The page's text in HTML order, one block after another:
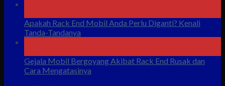
Apakah Rack End Mobil Anda Perlu Diganti? Kenali
Tanda-Tandanya
Gejala Mobil Bergoyang Akibat Rack End Rusak dan
Cara Mengatasinya